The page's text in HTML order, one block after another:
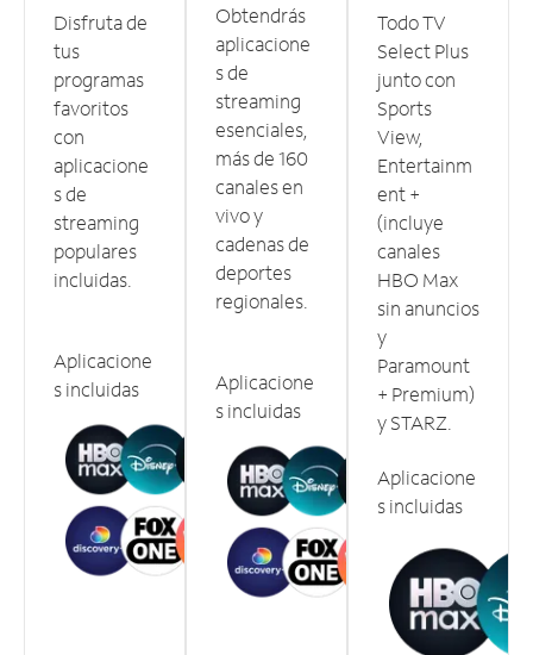
Disfruta de
tus
programas
favoritos
con
aplicacione
s de
streaming
populares
incluidas.
Aplicacione
s incluidas
Obtendrás
aplicacione
s de
streaming
esenciales,
más de 160
canales en
vivo y
cadenas de
deportes
regionales.
Aplicacione
s incluidas
Todo TV
Select Plus
junto con
Sports
View,
Entertainm
ent +
(incluye
canales
HBO Max
sin anuncios
y
Paramount
+ Premium)
y STARZ.
Aplicacione
s incluidas